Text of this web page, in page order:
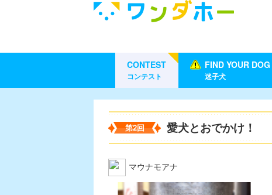
CONTEST
コンテスト
FIND YOUR DOG
迷子犬
第2回 愛犬とおでかけ！
マウナモアナ